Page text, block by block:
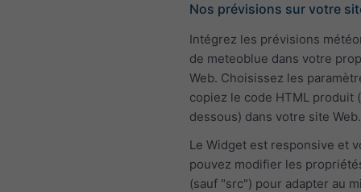
Nos prévisions sur votre
Intégrez les prévisions
de meteoblue dans votre
Web. Choisissez les
copiez le code HTML produit
dessous) dans votre site Web.
Le Widget est responsive et
pouvez modifier les
(sauf "src") pour adapter au